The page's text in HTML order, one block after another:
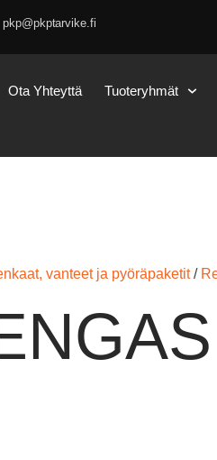
pkp@pkptarvike.fi
Ota Yhteyttä Tuoteryhmät
vanteet ja pyöräpaketit/